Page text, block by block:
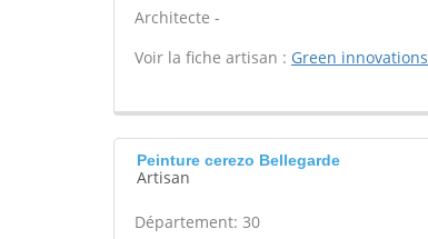
Architecte -
Voir la fiche artisan : Green innovations
Peinture cerezo Bellegarde
Artisan
Département: 30